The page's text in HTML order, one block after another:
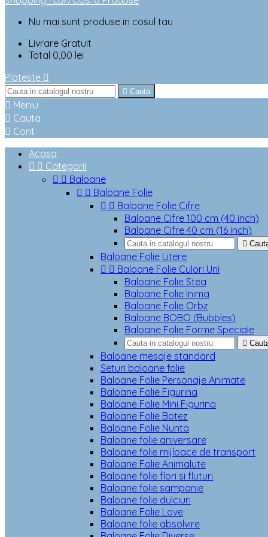
Nu mai sunt produse in cosul tau
Livrare Gratuit
Total 0,00 lei
Plateste 
 Cauta
 Meniu
 Cauta
 Cont
Acasa
  Categorii
  Baloane
  Baloane Folie
  Baloane Folie Cifre
Baloane Cifre 100 cm (40 inch)
Baloane Cifre 40 cm (16 inch)

Baloane Folie Litere
  Baloane Folie Culori Uni
Baloane Folie Stea
Baloane Folie Inima
Baloane Folie Orbz
Baloane BOBO (Bubbles)
Baloane Folie Forme Speciale

Baloane mesaje standard
Seturi baloane folie
Baloane Folie Personaje Animate
Baloane Folie Figurina
Baloane Folie Mini Figurina
Baloane Folie Botez
Baloane Folie Nunta
Baloane folie aniversare
Baloane folie mijloace de transport
Baloane Folie Animalute
Baloane folie flori si fluturi
Baloane folie sampanie
Baloane folie dulciuri
Baloane Folie Love
Baloane folie absolvire